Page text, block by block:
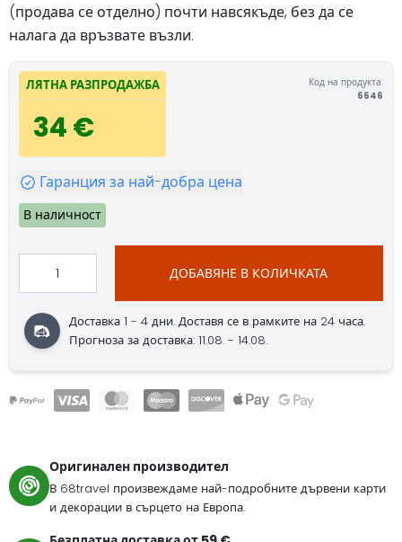
(продава се отделно) почти навсякъде, без да се
налага да връзвате възли.
ЛЯТНА РАЗПРОДАЖБА
34 €
Код на продукта:
6646
Гаранция за най-добра цена
В наличност
ДОБАВЯНЕ В КОЛИЧКАТА
Доставка 1 - 4 дни. Доставя се в рамките на 24 часа.
Прогноза за доставка: 11.08. - 14.08.
Оригинален производител
В 68travel произвеждаме най-подробните дървени карти
и декорации в сърцето на Европа.